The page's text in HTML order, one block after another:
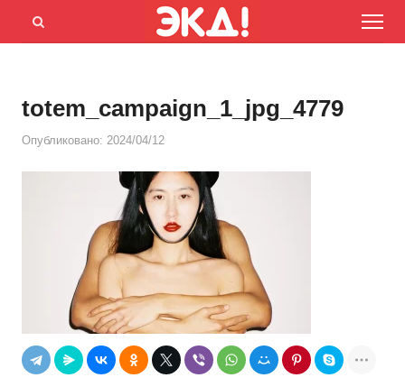
Menu
Открыть
totem_campaign_1_jpg_4779
Опубликовано: 2024/04/12